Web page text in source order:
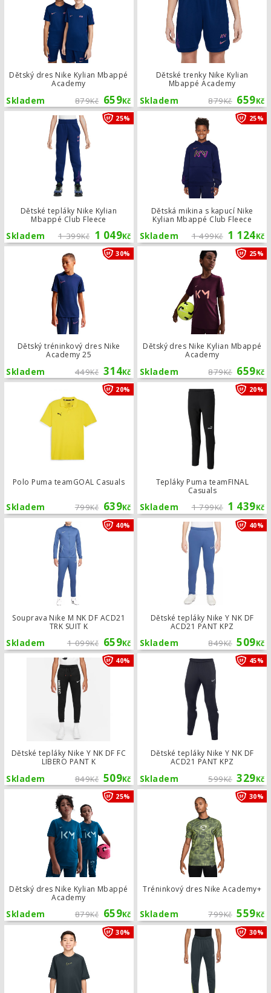
Dětský dres Nike Kylian Mbappé
Academy
879Kč 659Kč
Skladem
Dětské trenky Nike Kylian
Mbappé Academy
879Kč 659Kč
Skladem
Dětské tepláky Nike Kylian
Mbappé Club Fleece
1 399Kč 1 049Kč
Skladem
25% Dětské tepláky Nike Kylian Mbappé
Dětská mikina s kapucí Nike
Kylian Mbappé Club Fleece
1 499Kč 1 124Kč
Skladem
25%
Dětský tréninkový dres Nike
Academy 25
449Kč 314Kč
Skladem
30% Dětský tréninkový dres Nike
Dětský dres Nike Kylian Mbappé
Academy
879Kč 659Kč
Skladem
25%
Polo Puma teamGOAL Casuals
799Kč 639Kč
Skladem
20% Polo Puma teamGOAL Casuals
Tepláky Puma teamFINAL
Casuals
1 799Kč 1 439Kč
Skladem
20%
Souprava Nike M NK DF ACD21
TRK SUIT K
1 099Kč 659Kč
Skladem
40% Souprava Nike M NK DF ACD21 TRK
Dětské tepláky Nike Y NK DF
ACD21 PANT KPZ
849Kč 509Kč
Skladem
40%
Dětské tepláky Nike Y NK DF FC
LIBERO PANT K
849Kč 509Kč
Skladem
40% Dětské tepláky Nike Y NK DF FC
Dětské tepláky Nike Y NK DF
ACD21 PANT KPZ
599Kč 329Kč
Skladem
45%
Dětský dres Nike Kylian Mbappé
Academy
879Kč 659Kč
Skladem
25% Dětský dres Nike Kylian Mbappé
Tréninkový dres Nike Academy+
799Kč 559Kč
Skladem
30%
30% Dětský tréninkový dres Nike 30%